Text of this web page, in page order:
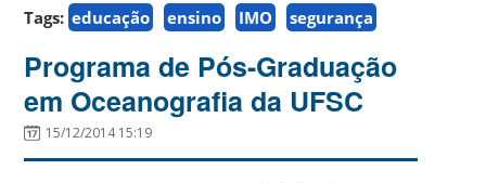
Tags: educação ensino IMO segurança
Programa de Pós-Graduação
em Oceanografia da UFSC
15/12/2014 15:19